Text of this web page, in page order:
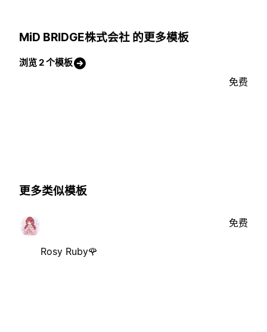
MiD BRIDGE株式会社 的更多模板
浏览 2 个模板
免费
更多类似模板
Rosy Ruby🌹
免费